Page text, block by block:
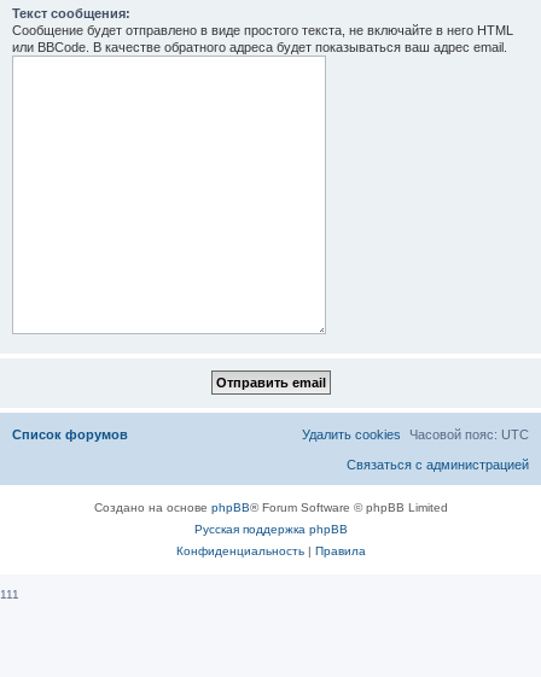
Текст сообщения:
Сообщение будет отправлено в виде простого текста, не включайте в него HTML
или BBCode. В качестве обратного адреса будет показываться ваш адрес email.
Список форумов Часовой пояс: UTC
Удалить cookies
Связаться с администрацией
Создано на основе phpBB® Forum Software © phpBB Limited
Русская поддержка phpBB
Конфиденциальность| Правила
111